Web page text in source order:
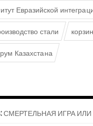
Евразийской
стали
Казахстана
СМЕРТЕЛЬНАЯ ИГРА